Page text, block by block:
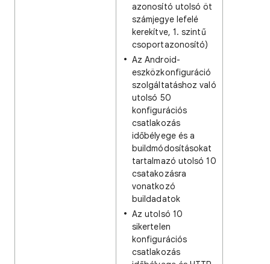
azonosító utolsó öt
számjegye lefelé
kerekítve, 1. szintű
csoportazonosító)
Az Android-
eszközkonfiguráció
szolgáltatáshoz való
utolsó 50
konfigurációs
csatlakozás
időbélyege és a
buildmódosításokat
tartalmazó utolsó 10
csatakozásra
vonatkozó
buildadatok
Az utolsó 10
sikertelen
konfigurációs
csatlakozás